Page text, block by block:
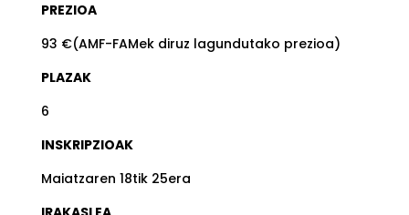
PREZIOA
93 €(AMF-FAMek diruz lagundutako prezioa)
PLAZAK
6
INSKRIPZIOAK
Maiatzaren 18tik 25era